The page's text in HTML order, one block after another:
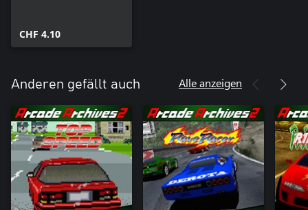
CHF 4.10
Anderen gefällt auch Alle anzeigen